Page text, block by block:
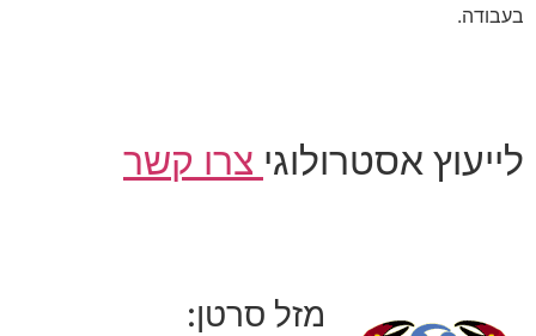
בעבודה.
לייעוץ אסטרולוגי צרו קשר
מזל סרטן: